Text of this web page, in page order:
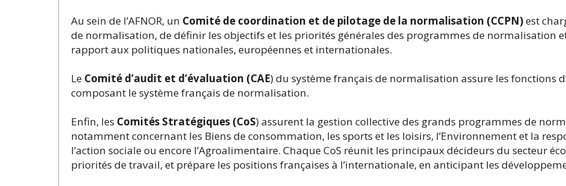
Au sein de l’AFNOR, un Comité de coordination et de pilotage de la normalisation (CCPN)est
de normalisation, de définir les objectifs et les priorités générales des programmes de normalisation
rapport aux politiques nationales, européennes et internationales.
Le Comité d’audit et d’évaluation (CAE) du système français de normalisation assure les fonctions
composant le système français de normalisation.
Enfin, les Comités Stratégiques (CoS) assurent la gestion collective des grands programmes de
notamment concernant les Biens de consommation, les sports et les loisirs, l’Environnement et la
l’action sociale ou encore l’Agroalimentaire. Chaque CoS réunit les principaux décideurs du secteur
priorités de travail, et prépare les positions françaises à l’internationale, en anticipant les